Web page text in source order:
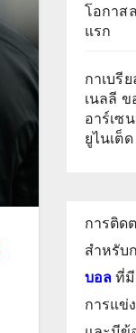
โอกาส
แรก
กาเบรี
เนลลี ข
อาร์เซ
ยูไนเต็ด
การติด
สำหรับ
บอล ที่มี
การแข่